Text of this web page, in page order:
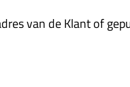
van de Klant of